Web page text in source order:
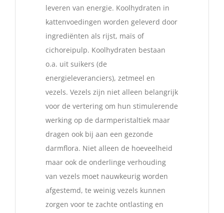
leveren van energie. Koolhydraten in
kattenvoedingen worden geleverd door
ingrediënten als rijst, maïs of
cichoreipulp. Koolhydraten bestaan
o.a. uit suikers (de
energieleveranciers), zetmeel en
vezels. Vezels zijn niet alleen belangrijk
voor de vertering om hun stimulerende
werking op de darmperistaltiek maar
dragen ook bij aan een gezonde
darmflora. Niet alleen de hoeveelheid
maar ook de onderlinge verhouding
van vezels moet nauwkeurig worden
afgestemd, te weinig vezels kunnen
zorgen voor te zachte ontlasting en